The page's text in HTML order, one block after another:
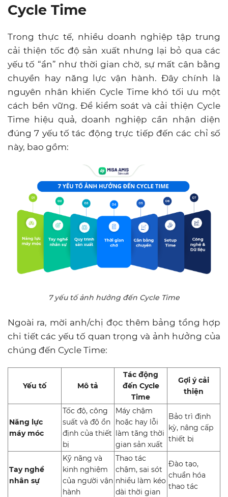
Cycle Time
Trong thực tế, nhiều doanh nghiệp tập trung
cải thiện tốc độ sản xuất nhưng lại bỏ qua các
yếu tố “ẩn” như thời gian chờ, sự mất cân bằng
chuyền hay năng lực vận hành. Đây chính là
nguyên nhân khiến Cycle Time khó tối ưu một
cách bền vững. Để kiểm soát và cải thiện Cycle
Time hiệu quả, doanh nghiệp cần nhận diện
đúng 7 yếu tố tác động trực tiếp đến các chỉ số
này, bao gồm:
7 yếu tố ảnh hưởng đến Cycle Time
Ngoài ra, mời anh/chị đọc thêm bảng tổng hợp
chi tiết các yếu tố quan trọng và ảnh hưởng của
chúng đến Cycle Time:
Yếu tố Mô tả
Tác động
đến Cycle
Time
Gợi ý cải
thiện
Năng lực
máy móc
Tốc độ, công
suất và độ ổn
định của thiết
bị
Máy chậm
hoặc hay lỗi
làm tăng thời
gian sản xuất
Bảo trì định
kỳ, nâng cấp
thiết bị
Tay nghề
nhân sự
Kỹ năng và
kinh nghiệm
của người vận
hành
Thao tác
chậm, sai sót
nhiều làm kéo
dài thời gian
Đào tạo,
chuẩn hóa
thao tác